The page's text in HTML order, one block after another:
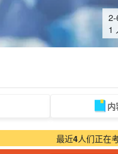
2-
1
水疗与放松
内
最近4人们正在